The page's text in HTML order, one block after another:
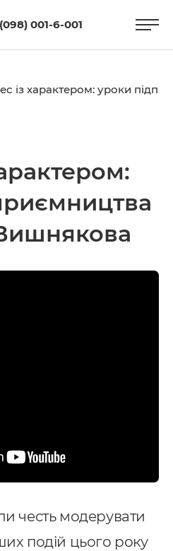
001-6-001
із характером: уроки
честь модерувати
подій цього року